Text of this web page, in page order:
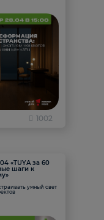
1002
«TUYA за 60
шаги к
умный свет